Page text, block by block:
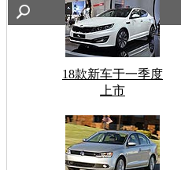
18款新车于一季度
上市